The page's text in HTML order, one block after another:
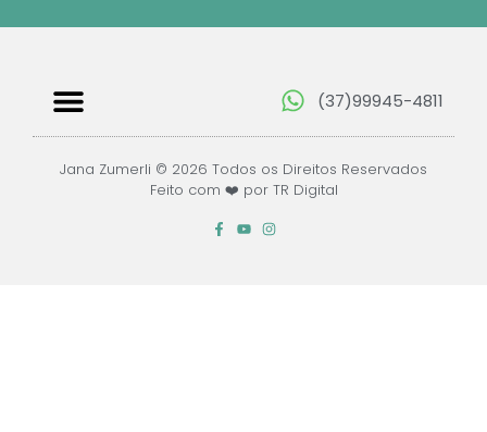
(37)99945-4811
Jana Zumerli © 2026 Todos os Direitos Reservados
Feito com ❤️ por TR Digital